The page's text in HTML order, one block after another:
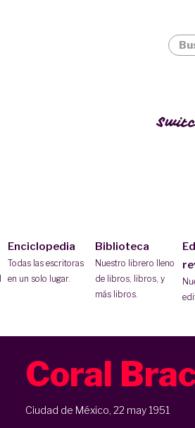
Enciclopedia
Todas las escritoras
en un solo lugar.
Biblioteca
Nuestro librero lleno
de libros, libros, y
más libros.
Coral
Ciudad de México, 22 may 1951